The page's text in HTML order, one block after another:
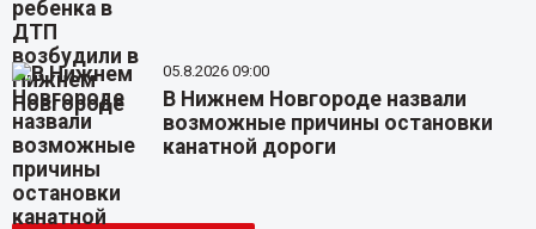
05.8.2026 09:00
В Нижнем Новгороде назвали
возможные причины остановки
канатной дороги